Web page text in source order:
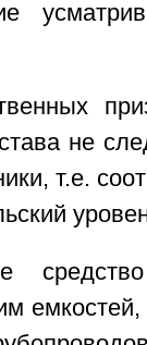
не
т.е.
емкостей,